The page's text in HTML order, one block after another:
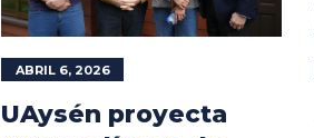
ABRIL 6, 2026
UAysén proyecta